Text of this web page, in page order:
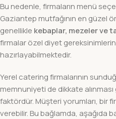
Bu nedenle, firmaların menü
Gaziantep mutfağının en güzel
genellikle kebaplar, mezeler ve
firmalar özel diyet
hazırlayabilmektedir.
Yerel catering firmalarının
memnuniyeti de dikkate
faktördür. Müşteri yorumları, bir
verebilir. Bu bağlamda, aşağıda